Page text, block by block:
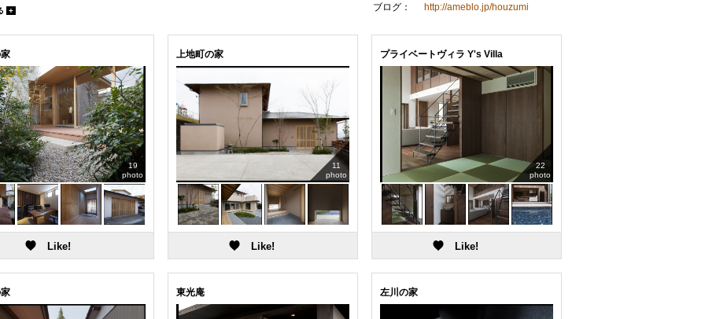
ブログ：
http://ameblo.jp/houzumi
+
19
photo
上地町の家
11
photo
プライベートヴィラ Y's Villa
22
photo
東光庵 左川の家